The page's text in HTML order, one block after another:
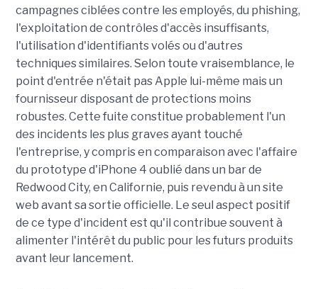
campagnes ciblées contre les employés, du phishing,
l'exploitation de contrôles d'accès insuffisants,
l'utilisation d'identifiants volés ou d'autres
techniques similaires. Selon toute vraisemblance, le
point d'entrée n'était pas Apple lui-même mais un
fournisseur disposant de protections moins
robustes. Cette fuite constitue probablement l'un
des incidents les plus graves ayant touché
l'entreprise, y compris en comparaison avec l'affaire
du prototype d'iPhone 4 oublié dans un bar de
Redwood City, en Californie, puis revendu à un site
web avant sa sortie officielle. Le seul aspect positif
de ce type d'incident est qu'il contribue souvent à
alimenter l'intérêt du public pour les futurs produits
avant leur lancement.